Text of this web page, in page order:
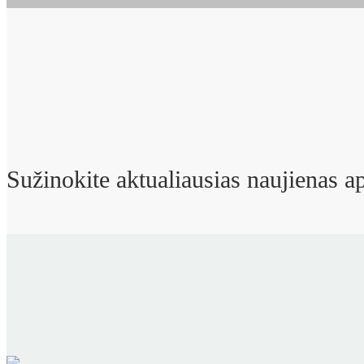
Sužinokite aktualiausias naujienas